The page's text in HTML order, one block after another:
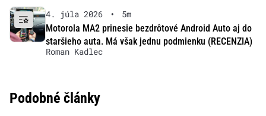
4. júla 2026 •
5m
Motorola MA2 prinesie bezdrôtové Android Auto aj do
staršieho auta. Má však jednu podmienku (RECENZIA)
Roman Kadlec
Podobné články